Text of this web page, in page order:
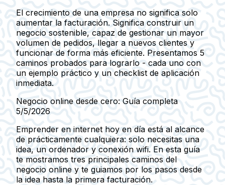
El crecimiento de una empresa no significa solo
aumentar la facturación. Significa construir un
negocio sostenible, capaz de gestionar un mayor
volumen de pedidos, llegar a nuevos clientes y
funcionar de forma más eficiente. Presentamos 5
caminos probados para lograrlo - cada uno con
un ejemplo práctico y un checklist de aplicación
inmediata.
Negocio online desde cero: Guía completa
5/5/2026
Emprender en internet hoy en día está al alcance
de prácticamente cualquiera: solo necesitas una
idea, un ordenador y conexión wifi. En esta guía
te mostramos tres principales caminos del
negocio online y te guiamos por los pasos desde
la idea hasta la primera facturación.